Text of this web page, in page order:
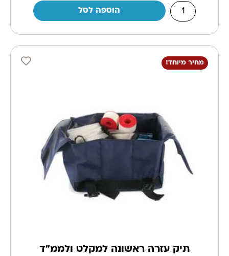
הוספה לסל
מחיר מיוחד!
תיק עזרה ראשונה למקלט ולממ"ד